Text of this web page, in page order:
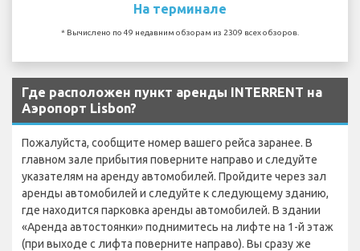
На терминале
* Вычислено по 49 недавним обзорам из 2309 всех обзоров.
Где расположен пункт аренды INTERRENT на
Аэропорт Lisbon?
Пожалуйста, сообщите номер вашего рейса заранее. В
главном зале прибытия поверните направо и следуйте
указателям на аренду автомобилей. Пройдите через зал
аренды автомобилей и следуйте к следующему зданию,
где находится парковка аренды автомобилей. В здании
«Аренда автостоянки» поднимитесь на лифте на 1-й этаж
(при выходе с лифта поверните направо). Вы сразу же